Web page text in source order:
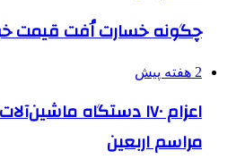
چگونه خسارت اُفت قیمت
2 هفته پیش
اعزام ۱۷۰ دستگاه
مراسم اربعین